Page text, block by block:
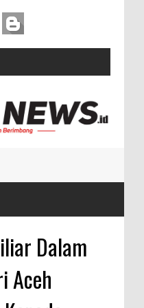
Dalam
Aceh